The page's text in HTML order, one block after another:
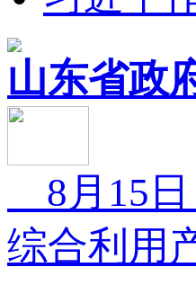
山东省政
8月15日
综合利用